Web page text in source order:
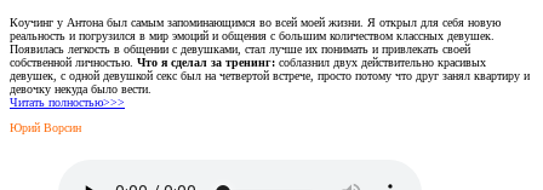
Коучинг у Антона был самым запоминающимся во всей моей жизни. Я открыл для себя новую
реальность и погрузился в мир эмоций и общения с большим количеством классных девушек.
Появилась легкость в общении с девушками, стал лучше их понимать и привлекать своей
собственной личностью. Что я сделал за тренинг: соблазнил двух действительно красивых
девушек, с одной девушкой секс был на четвертой встрече, просто потому что друг занял квартиру и
девочку некуда было вести.
Читать полностью>>>
Юрий Ворсин